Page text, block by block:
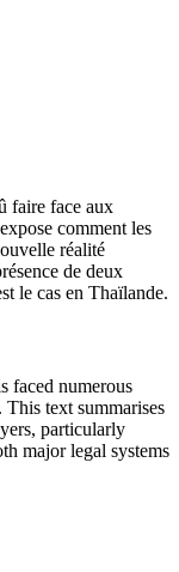
faire face aux
comment les
réalité
de deux
le cas en Thaïlande.
faced numerous
text summarises
particularly
major legal systems